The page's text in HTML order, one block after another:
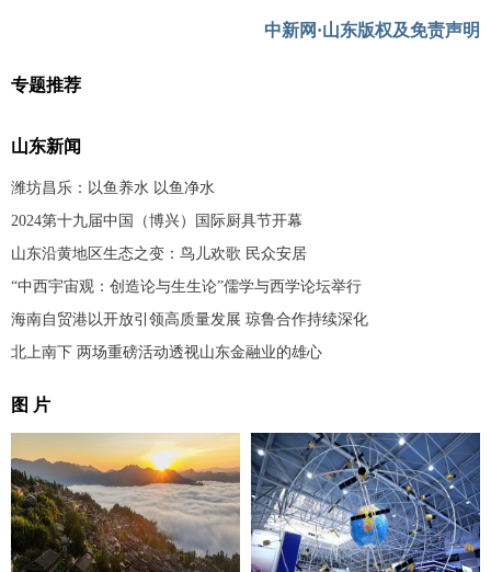
中新网·山东版权及免责声明
专题推荐
山东新闻
潍坊昌乐：以鱼养水 以鱼净水
2024第十九届中国（博兴）国际厨具节开幕
山东沿黄地区生态之变：鸟儿欢歌 民众安居
“中西宇宙观：创造论与生生论”儒学与西学论坛举行
海南自贸港以开放引领高质量发展 琼鲁合作持续深化
北上南下 两场重磅活动透视山东金融业的雄心
图 片